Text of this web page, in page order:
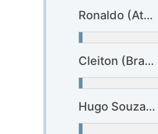
Ronaldo (Atlético-GO)
Cleiton (Bragantino)
Hugo Souza (Corinthians)